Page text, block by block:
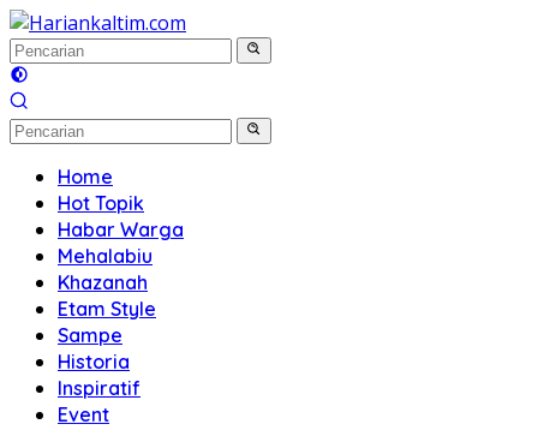
Langsung
ke
konten
Home
Hot Topik
Habar Warga
Mehalabiu
Khazanah
Etam Style
Sampe
Historia
Inspiratif
Event